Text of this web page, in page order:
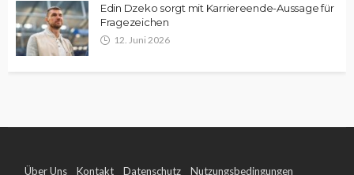
Edin Dzeko sorgt mit Karriereende-Aussage für
Fragezeichen
12. Juni 2026
Über Uns Kontakt Datenschutz Nutzungsbedingungen